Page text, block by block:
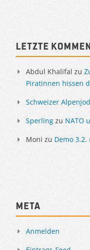
Sidebar
Letzte
Abdul Khalifal zu
Piratinnen hissen
Schweizer
Sperling zu NATO
Moni zu Demo
Meta
Anmelden